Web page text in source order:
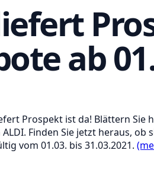
ab
Prospekt ist da! Blättern
Finden Sie jetzt heraus,
vom 01.03. bis 31.03.2021.